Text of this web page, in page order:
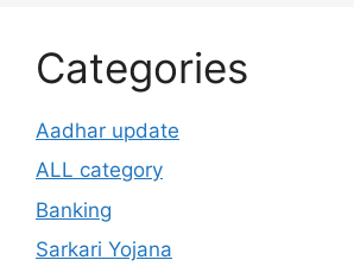
Categories
Aadhar update
ALL category
Banking
Sarkari Yojana